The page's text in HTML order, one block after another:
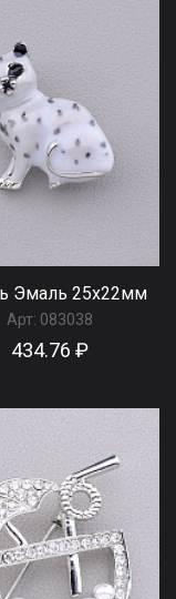
Эмаль 25x22мм
Арт: 083038
434.76 ₽